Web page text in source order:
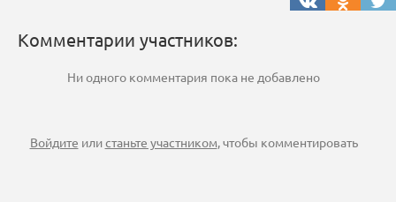
Комментарии участников:
Ни одного комментария пока не добавлено
Войдите илистаньте участником, чтобы комментировать